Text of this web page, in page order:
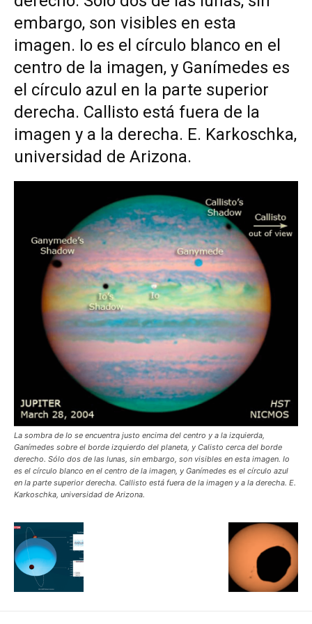
embargo, son visibles en esta
imagen. Io es el círculo blanco en el
centro de la imagen, y Ganímedes es
el círculo azul en la parte superior
derecha. Callisto está fuera de la
imagen y a la derecha. E. Karkoschka,
universidad de Arizona.
La sombra de Io se encuentra justo encima del centro y a la izquierda,
Ganímedes sobre el borde izquierdo del planeta, y Calisto cerca del borde
derecho. Sólo dos de las lunas, sin embargo, son visibles en esta imagen. Io
es el círculo blanco en el centro de la imagen, y Ganímedes es el círculo azul
en la parte superior derecha. Callisto está fuera de la imagen y a la derecha. E.
Karkoschka, universidad de Arizona.